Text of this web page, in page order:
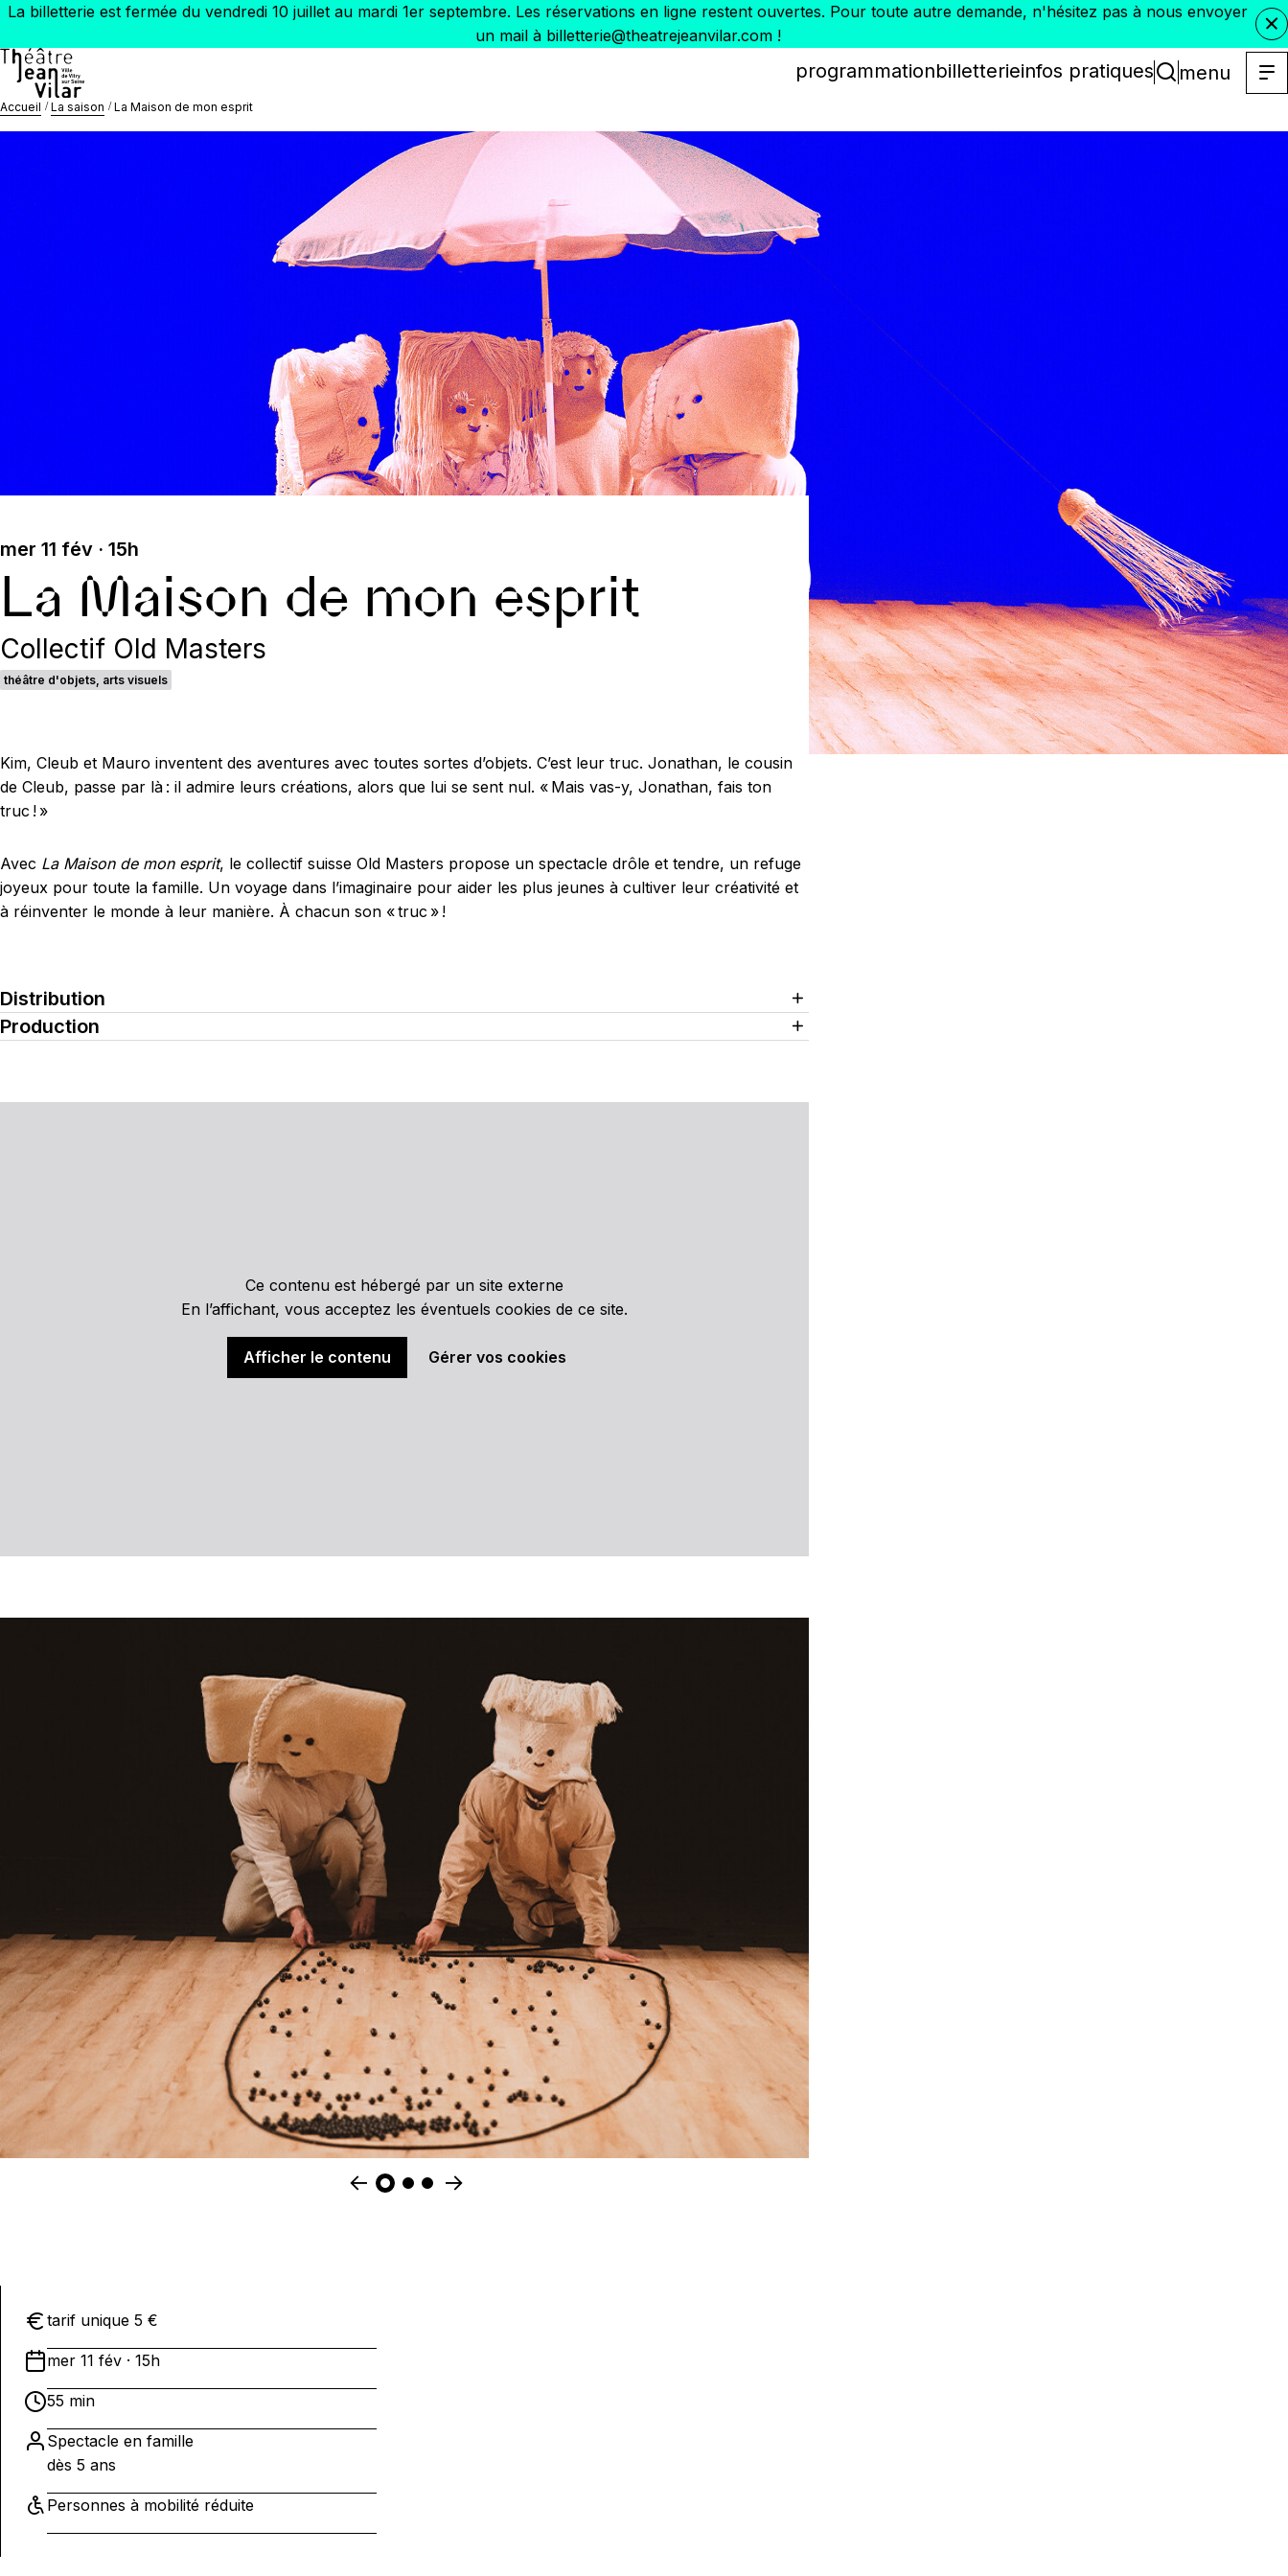
La billetterie est fermée du vendredi 10 juillet au mardi 1er septembre. Les réservations en ligne restent ouvertes. Pour toute autre demande, n'hésitez pas à nous envoyer
un mail à billetterie@theatrejeanvilar.com !
programmationbilletterieinfos pratiques menu
Accueil La saison La Maison de mon esprit
La Maison de mon esprit
mer 11 fév · 15h
Collectif Old Masters
théâtre d'objets, arts visuels
Kim, Cleub et Mauro inventent des aventures avec toutes sortes d’objets. C’est leur truc. Jonathan, le cousin
de Cleub, passe par là : il admire leurs créations, alors que lui se sent nul. « Mais vas-y, Jonathan, fais ton
truc ! »
Avec La Maison de mon esprit, le collectif suisse Old Masters propose un spectacle drôle et tendre, un refuge
joyeux pour toute la famille. Un voyage dans l’imaginaire pour aider les plus jeunes à cultiver leur créativité et
à réinventer le monde à leur manière. À chacun son « truc » !
Distribution
Production
Ce contenu est hébergé par un site externe
En l’affichant, vous acceptez les éventuels cookies de ce site.
Afficher le contenu Gérer vos cookies
tarif unique 5 €
mer 11 fév · 15h
55 min
Spectacle en famille
dès 5 ans
Personnes à mobilité réduite